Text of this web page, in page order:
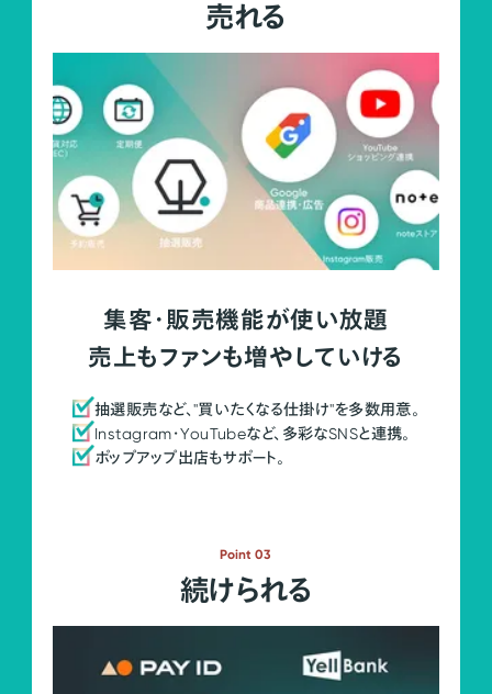
売れる
集客・販売機能が使い放題
売上もファンも増やしていける
抽選販売など、"買いたくなる仕掛け"を多数用意。
Instagram・YouTubeなど、多彩なSNSと連携。
ポップアップ出店もサポート。
Point 03
続けられる